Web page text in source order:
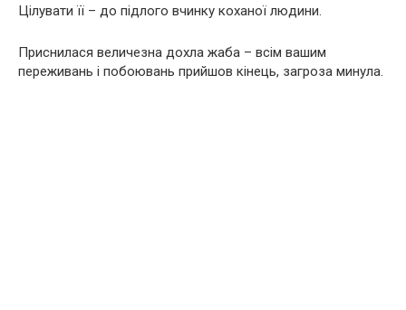
Цілувати її – до підлого вчинку коханої людини.
Приснилася величезна дохла жаба – всім вашим
переживань і побоювань прийшов кінець, загроза минула.